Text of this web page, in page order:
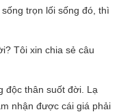
trọn lối sống đó, thì
Tôi xin chia sẻ câu
độc thân suốt đời. Lạ
nhận được cái giá phải